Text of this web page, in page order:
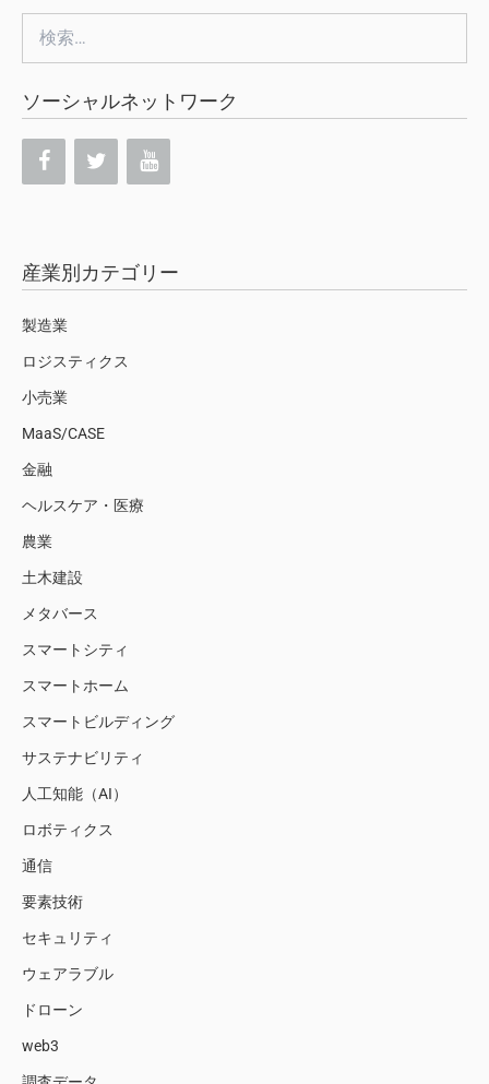
索:
ソーシャルネットワーク
産業別カテゴリー
製造業
ロジスティクス
小売業
MaaS/CASE
金融
ヘルスケア・医療
農業
土木建設
メタバース
スマートシティ
スマートホーム
スマートビルディング
サステナビリティ
人工知能（AI）
ロボティクス
通信
要素技術
セキュリティ
ウェアラブル
ドローン
web3